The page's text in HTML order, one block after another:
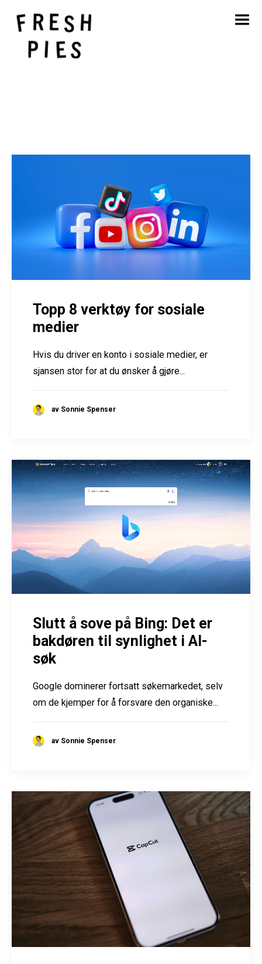
Hjem
Topp 8 verktøy for sosiale
medier
Hvis du driver en konto i sosiale medier, er
sjansen stor for at du ønsker å gjøre...
av Sonnie Spenser
Slutt å sove på Bing: Det er
bakdøren til synlighet i AI-
søk
Google dominerer fortsatt søkemarkedet, selv
om de kjemper for å forsvare den organiske...
av Sonnie Spenser